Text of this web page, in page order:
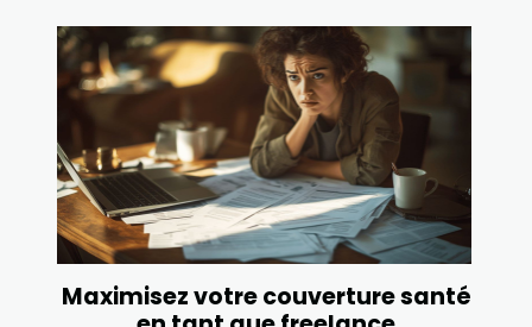
Maximisez votre couverture santé